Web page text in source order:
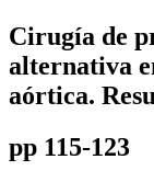
Cirugía de
alternativa
aórtica.
pp 115-123